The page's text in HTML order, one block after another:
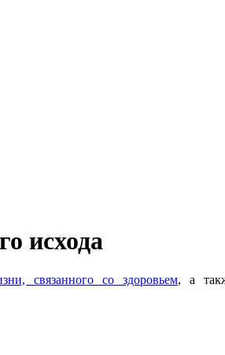
исхода
связанного со здоровьем, а